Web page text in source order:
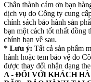
Chân thành cám ơn bạn
dịch vụ do Công ty cung
chính sách bảo hành sản
bạn một cách tốt nhất đồng
chính bạn về sau.
* Lưu ý: Tất cả sản phẩm
hành hoặc tem bảo vệ do
được thay đổi nhận dạng
A - ĐỐI VỚI KHÁCH